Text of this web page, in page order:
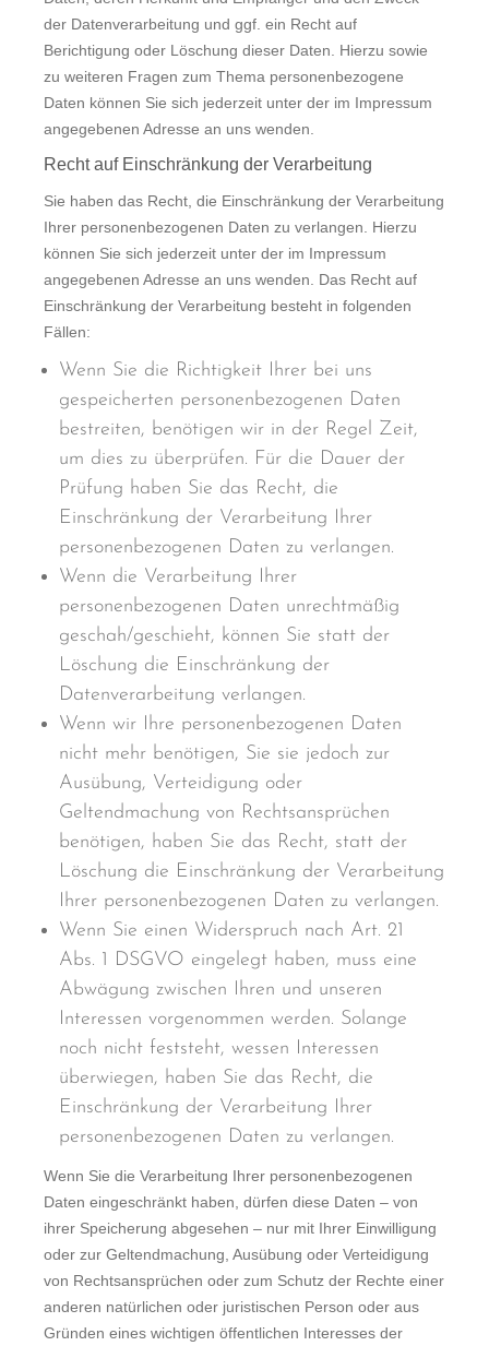
der Datenverarbeitung und ggf. ein Recht auf
Berichtigung oder Löschung dieser Daten. Hierzu sowie
zu weiteren Fragen zum Thema personenbezogene
Daten können Sie sich jederzeit unter der im Impressum
angegebenen Adresse an uns wenden.
Recht auf Einschränkung der Verarbeitung
Sie haben das Recht, die Einschränkung der Verarbeitung
Ihrer personenbezogenen Daten zu verlangen. Hierzu
können Sie sich jederzeit unter der im Impressum
angegebenen Adresse an uns wenden. Das Recht auf
Einschränkung der Verarbeitung besteht in folgenden
Fällen:
Wenn Sie die Richtigkeit Ihrer bei uns
gespeicherten personenbezogenen Daten
bestreiten, benötigen wir in der Regel Zeit,
um dies zu überprüfen. Für die Dauer der
Prüfung haben Sie das Recht, die
Einschränkung der Verarbeitung Ihrer
personenbezogenen Daten zu verlangen.
Wenn die Verarbeitung Ihrer
personenbezogenen Daten unrechtmäßig
geschah/geschieht, können Sie statt der
Löschung die Einschränkung der
Datenverarbeitung verlangen.
Wenn wir Ihre personenbezogenen Daten
nicht mehr benötigen, Sie sie jedoch zur
Ausübung, Verteidigung oder
Geltendmachung von Rechtsansprüchen
benötigen, haben Sie das Recht, statt der
Löschung die Einschränkung der Verarbeitung
Ihrer personenbezogenen Daten zu verlangen.
Wenn Sie einen Widerspruch nach Art. 21
Abs. 1 DSGVO eingelegt haben, muss eine
Abwägung zwischen Ihren und unseren
Interessen vorgenommen werden. Solange
noch nicht feststeht, wessen Interessen
überwiegen, haben Sie das Recht, die
Einschränkung der Verarbeitung Ihrer
personenbezogenen Daten zu verlangen.
Wenn Sie die Verarbeitung Ihrer personenbezogenen
Daten eingeschränkt haben, dürfen diese Daten – von
ihrer Speicherung abgesehen – nur mit Ihrer Einwilligung
oder zur Geltendmachung, Ausübung oder Verteidigung
von Rechtsansprüchen oder zum Schutz der Rechte einer
anderen natürlichen oder juristischen Person oder aus
Gründen eines wichtigen öffentlichen Interesses der